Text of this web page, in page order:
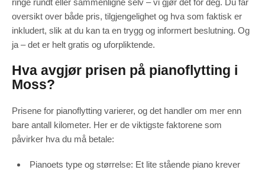
ringe rundt eller sammenligne selv – vi gjør det for deg. Du får
oversikt over både pris, tilgjengelighet og hva som faktisk er
inkludert, slik at du kan ta en trygg og informert beslutning. Og
ja – det er helt gratis og uforpliktende.
Hva avgjør prisen på pianoflytting i
Moss?
Prisene for pianoflytting varierer, og det handler om mer enn
bare antall kilometer. Her er de viktigste faktorene som
påvirker hva du må betale:
Pianoets type og størrelse: Et lite stående piano krever